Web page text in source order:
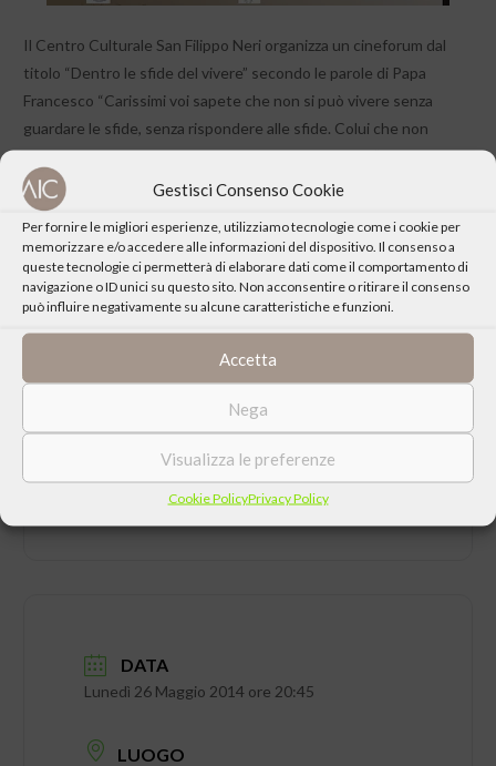
Gestisci Consenso Cookie
Per fornire le migliori esperienze, utilizziamo tecnologie come i cookie per
memorizzare e/o accedere alle informazioni del dispositivo. Il consenso a
queste tecnologie ci permetterà di elaborare dati come il comportamento di
navigazione o ID unici su questo sito. Non acconsentire o ritirare il consenso
può influire negativamente su alcune caratteristiche e funzioni.
Accetta
Nega
Visualizza le preferenze
Cookie PolicyPrivacy Policy
Il Centro Culturale San Filippo Neri organizza un cineforum dal
titolo “Dentro le sfide del vivere” secondo le parole di Papa
Francesco “Carissimi voi sapete che non si può vivere senza
guardare le sfide, senza rispondere alle sfide. Colui che non
guarda le sfide, che non risponde alle sfide non vive”.
Il terzo appuntamento è la proiezione del film “Il figlio dell’altra”
del regista Lorraine Lèvy, Francia, 2012.
DATA
Lunedì 26 Maggio 2014 ore 20:45
LUOGO